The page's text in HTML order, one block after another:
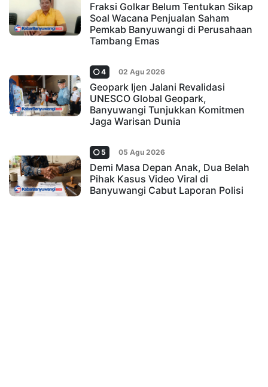
Fraksi Golkar Belum Tentukan Sikap
Soal Wacana Penjualan Saham
Pemkab Banyuwangi di Perusahaan
Tambang Emas
4 02 Agu 2026
Geopark Ijen Jalani Revalidasi
UNESCO Global Geopark,
Banyuwangi Tunjukkan Komitmen
Jaga Warisan Dunia
5 05 Agu 2026
Demi Masa Depan Anak, Dua Belah
Pihak Kasus Video Viral di
Banyuwangi Cabut Laporan Polisi